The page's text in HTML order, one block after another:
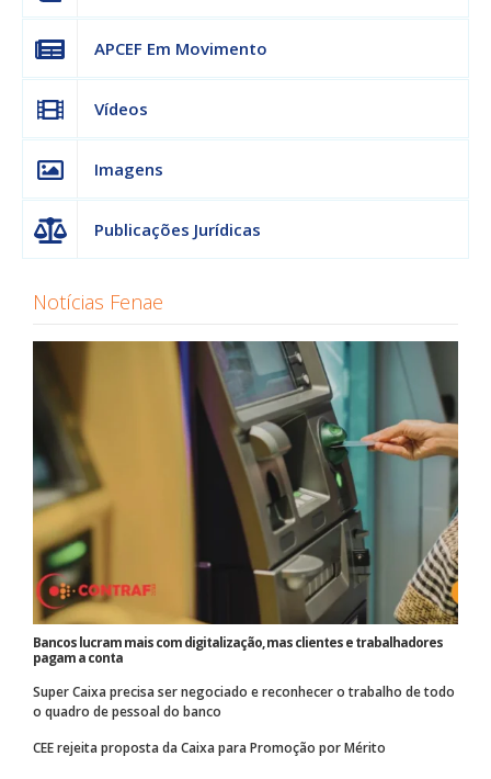
APCEF Em Movimento
Vídeos
Imagens
Publicações Jurídicas
Notícias Fenae
Bancos lucram mais com digitalização, mas clientes e trabalhadores
pagam a conta
Super Caixa precisa ser negociado e reconhecer o trabalho de todo
o quadro de pessoal do banco
CEE rejeita proposta da Caixa para Promoção por Mérito